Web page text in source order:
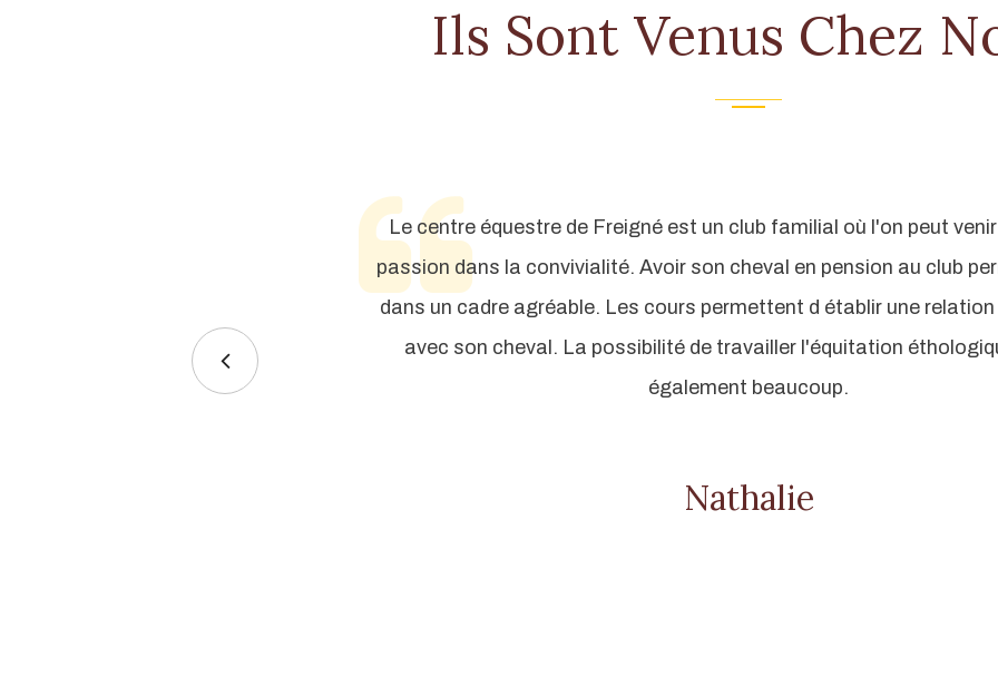
Ils Sont Venus Chez
Le centre équestre de Freigné est un club familial où l'on peut
passion dans la convivialité. Avoir son cheval en pension au club
dans un cadre agréable. Les cours permettent d établir une
avec son cheval. La possibilité de travailler l'équitation
également beaucoup.
Nathalie